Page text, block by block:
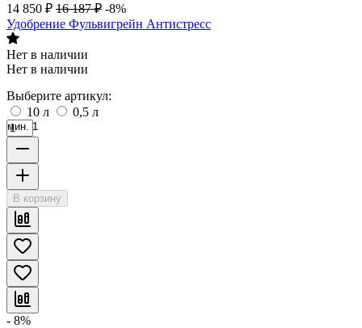
14 850 ₽ 16 187 ₽ -8%
Удобрение Фульвигрейн Антистресс
Нет в наличии
Нет в наличии
Выберите артикул:
10 л
0,5 л
мин. 1
В корзину
- 8%